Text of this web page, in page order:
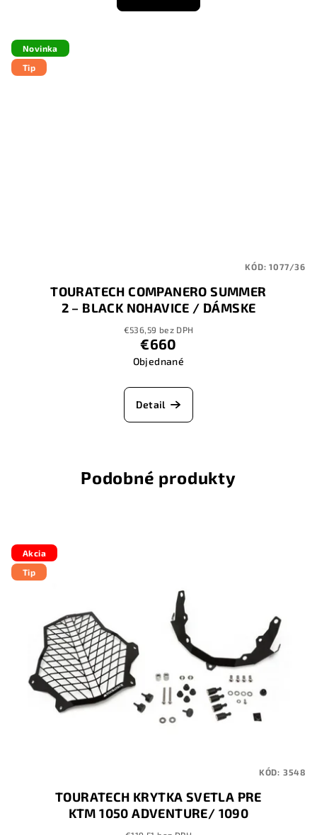
Novinka
Tip
TOURATECH COMPANERO SUMMER
2 – BLACK NOHAVICE / DÁMSKE
€536,59 bez DPH
€660
Objednané
Detail
KÓD:1077/36
Podobné produkty
Akcia
Tip
TOURATECH KRYTKA SVETLA PRE
KTM 1050 ADVENTURE/ 1090
ADVENTURE/ 1190 ADVENTURE/
KÓD: 3548